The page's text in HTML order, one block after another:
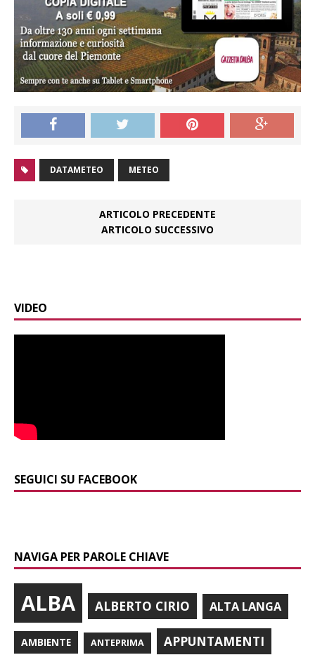
DATAMETEO METEO
ARTICOLO PRECEDENTE
ARTICOLO SUCCESSIVO
VIDEO
SEGUICI SU FACEBOOK
NAVIGA PER PAROLE CHIAVE
ALBA ALBERTO CIRIO ALTA LANGA
AMBIENTE ANTEPRIMA APPUNTAMENTI